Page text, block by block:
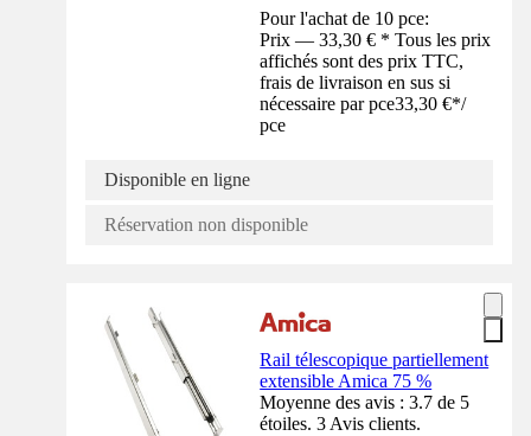
Pour l'achat de 10 pce:
Prix — 33,30 € * Tous les prix
affichés sont des prix TTC,
frais de livraison en sus si
nécessaire par pce33,30 €*/
pce
Disponible en ligne
Réservation non disponible
Rail télescopique partiellement
extensible Amica 75 %
Moyenne des avis : 3.7 de 5
étoiles. 3 Avis clients.